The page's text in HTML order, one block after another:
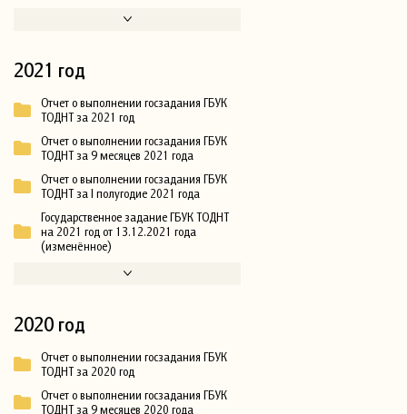
2021 год
Отчет о выполнении госзадания ГБУК
ТОДНТ за 2021 год
Отчет о выполнении госзадания ГБУК
ТОДНТ за 9 месяцев 2021 года
Отчет о выполнении госзадания ГБУК
ТОДНТ за I полугодие 2021 года
Государственное задание ГБУК ТОДНТ
на 2021 год от 13.12.2021 года
(изменённое)
2020 год
Отчет о выполнении госзадания ГБУК
ТОДНТ за 2020 год
Отчет о выполнении госзадания ГБУК
ТОДНТ за 9 месяцев 2020 года